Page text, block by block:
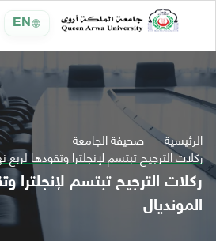
EN
الرئيسية صحيفة الجامعة
ركلات الترجيح تبتسم لإنجلترا وتقودها لربع
ركلات الترجيح تبتسم لإنجلترا
المونديال